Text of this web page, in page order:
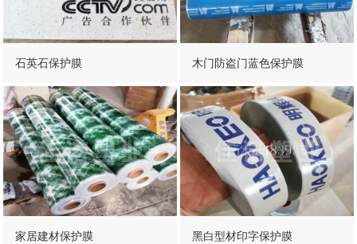
石英石保护膜 木门防盗门蓝色保护膜
家居建材保护膜 黑白型材印字保护膜